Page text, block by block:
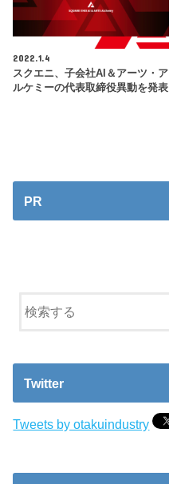
2022.1.4
スクエニ、子会社AI＆アーツ・ア
ルケミーの代表取締役異動を発表
PR
Twitter
Tweets by otakuindustry